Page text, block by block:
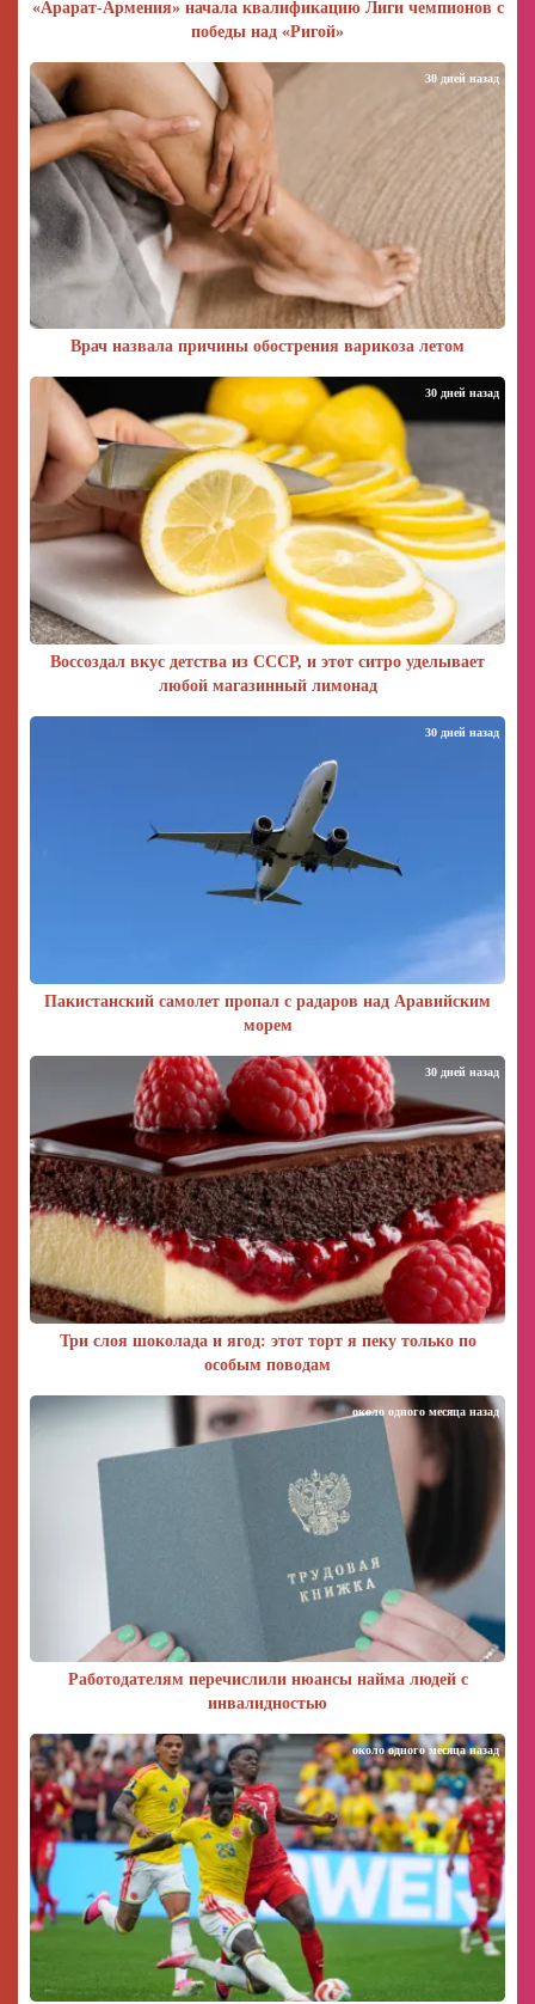
«Арарат‑Армения» начала квалификацию Лиги чемпионов с
победы над «Ригой»
Врач назвала причины обострения варикоза летом
30 дней назад
Воссоздал вкус детства из СССР, и этот ситро уделывает
любой магазинный лимонад
30 дней назад
Пакистанский самолет пропал с радаров над Аравийским
морем
30 дней назад
Три слоя шоколада и ягод: этот торт я пеку только по
особым поводам
30 дней назад
Работодателям перечислили нюансы найма людей с
инвалидностью
около одного месяца назад
около одного месяца назад